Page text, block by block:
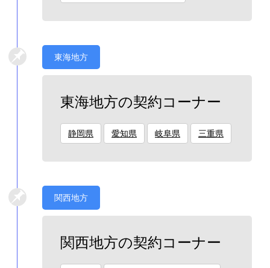
東海地方
東海地方の契約コーナー
静岡県 愛知県 岐阜県 三重県
関西地方
関西地方の契約コーナー